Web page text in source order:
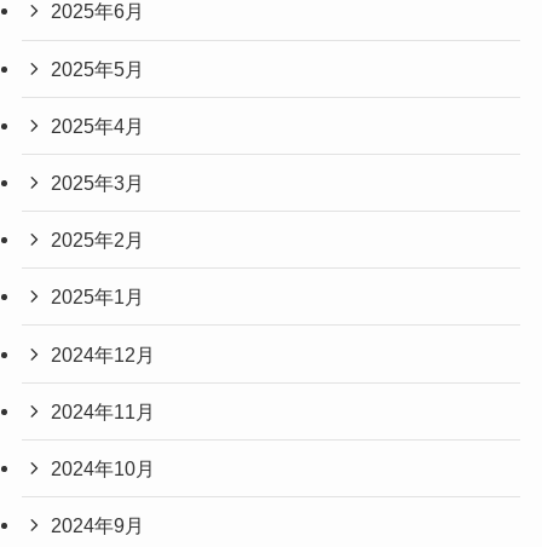
2025年6月
2025年5月
2025年4月
2025年3月
2025年2月
2025年1月
2024年12月
2024年11月
2024年10月
2024年9月